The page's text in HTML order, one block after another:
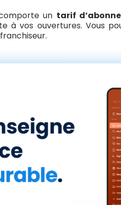
un tarif
à vos ouvertures. Vous